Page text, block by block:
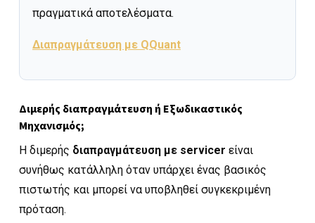
πραγματικά αποτελέσματα.
Διαπραγμάτευση με QQuant
Διμερής διαπραγμάτευση ή Εξωδικαστικός
Μηχανισμός;
Η διμερής διαπραγμάτευση με servicer είναι
συνήθως κατάλληλη όταν υπάρχει ένας βασικός
πιστωτής και μπορεί να υποβληθεί συγκεκριμένη
πρόταση.